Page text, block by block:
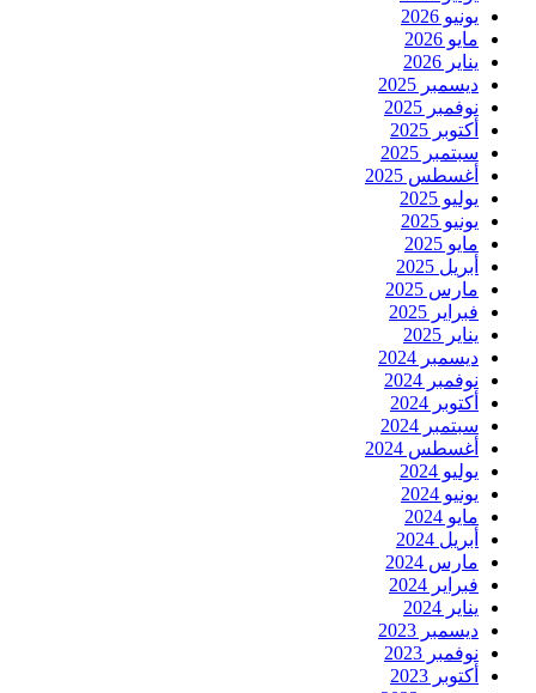
يونيو 2026
مايو 2026
يناير 2026
ديسمبر 2025
نوفمبر 2025
أكتوبر 2025
سبتمبر 2025
أغسطس 2025
يوليو 2025
يونيو 2025
مايو 2025
أبريل 2025
مارس 2025
فبراير 2025
يناير 2025
ديسمبر 2024
نوفمبر 2024
أكتوبر 2024
سبتمبر 2024
أغسطس 2024
يوليو 2024
يونيو 2024
مايو 2024
أبريل 2024
مارس 2024
فبراير 2024
يناير 2024
ديسمبر 2023
نوفمبر 2023
أكتوبر 2023